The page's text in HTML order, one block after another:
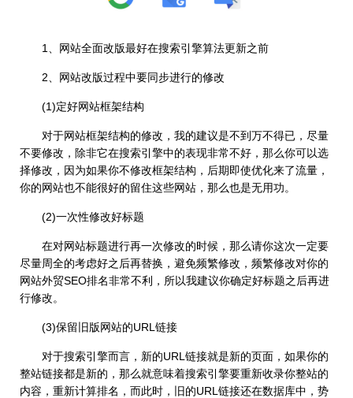
1、网站全面改版最好在搜索引擎算法更新之前
2、网站改版过程中要同步进行的修改
(1)定好网站框架结构
对于网站框架结构的修改，我的建议是不到万不得已，尽量
不要修改，除非它在搜索引擎中的表现非常不好，那么你可以选
择修改，因为如果你不修改框架结构，后期即使优化来了流量，
你的网站也不能很好的留住这些网站，那么也是无用功。
(2)一次性修改好标题
在对网站标题进行再一次修改的时候，那么请你这次一定要
尽量周全的考虑好之后再替换，避免频繁修改，频繁修改对你的
网站外贸SEO排名非常不利，所以我建议你确定好标题之后再进
行修改。
(3)保留旧版网站的URL链接
对于搜索引擎而言，新的URL链接就是新的页面，如果你的
整站链接都是新的，那么就意味着搜索引擎要重新收录你整站的
内容，重新计算排名，而此时，旧的URL链接还在数据库中，势